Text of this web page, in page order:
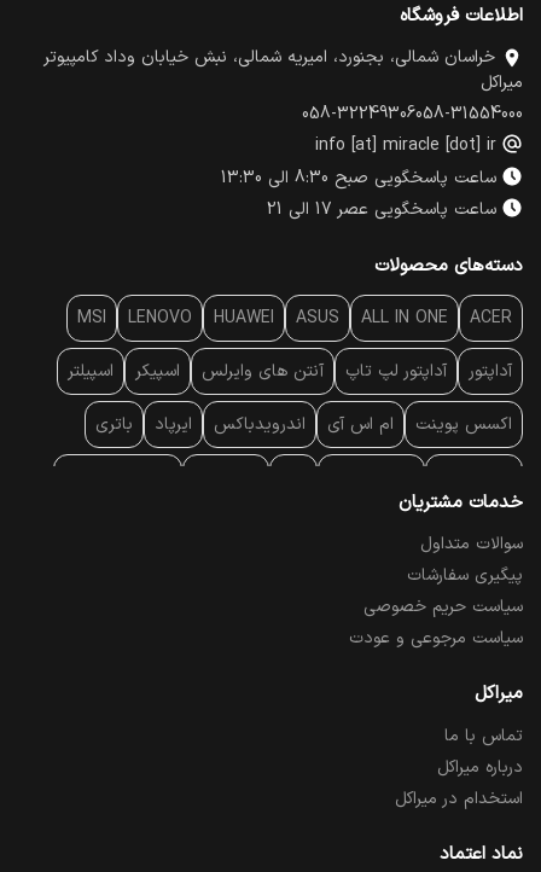
اطلاعات فروشگاه
خراسان شمالی، بجنورد، امیریه شمالی، نبش خیابان وداد کامپیوتر
میراکل
058-31554000
058-32249306
info [at] miracle [dot] ir
ساعت پاسخگویی صبح 8:30 الی 13:30
ساعت پاسخگویی عصر 17 الی 21
دسته‌های محصولات
ACER
ALL IN ONE
ASUS
HUAWEI
LENOVO
MSI
آداپتور آداپتور لپ تاپ آنتن‌ های وایرلس اسپیکر اسپیلتر
اکسس پوینت ام اس آی اندرویدباکس ایرپاد باتری
پایه سقفی
پرده نمایش
تبلت و موبایل تجهیزات پسیو شبکه
تلویزیون
درایو نوری
دستگاه ضبط تصاویر
رم کامپیوتر
خدمات مشتریان
سوالات متداول
پیگیری سفارشات
سیاست حریم خصوصی
سیاست مرجوعی و عودت
میراکل
تماس با ما
درباره میراکل
استخدام در میراکل
نماد اعتماد